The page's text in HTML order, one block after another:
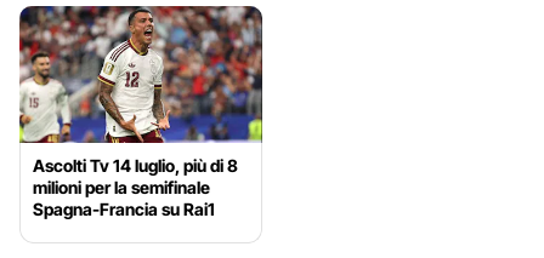
Ascolti Tv 14 luglio, più di 8
milioni per la semifinale
Spagna-Francia su Rai1